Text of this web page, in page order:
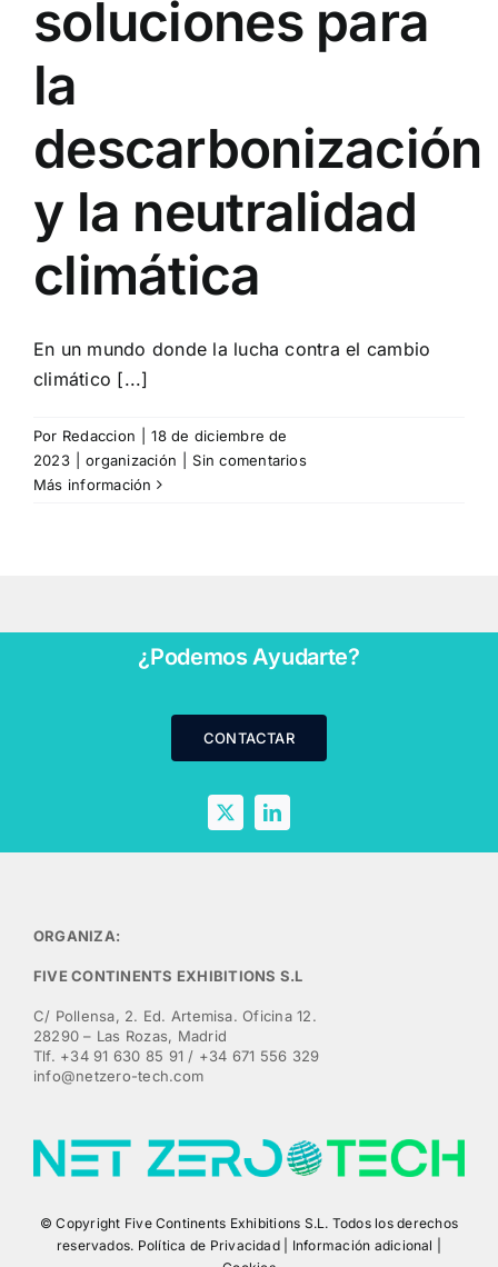
soluciones para
la
descarbonización
y la neutralidad
climática
En un mundo donde la lucha contra el cambio
climático [...]
Por Redaccion
18 de diciembre de
2023
organización
Sin comentarios
Más información
¿Podemos Ayudarte?
CONTACTAR
ORGANIZA:
FIVE CONTINENTS EXHIBITIONS S.L
C/ Pollensa, 2. Ed. Artemisa. Oficina 12.
28290 – Las Rozas, Madrid
Tlf. +34 91 630 85 91 / +34 671 556 329
info@netzero-tech.com
© Copyright Five Continents Exhibitions S.L. Todos los derechos
reservados. Política de Privacidad| Información adicional